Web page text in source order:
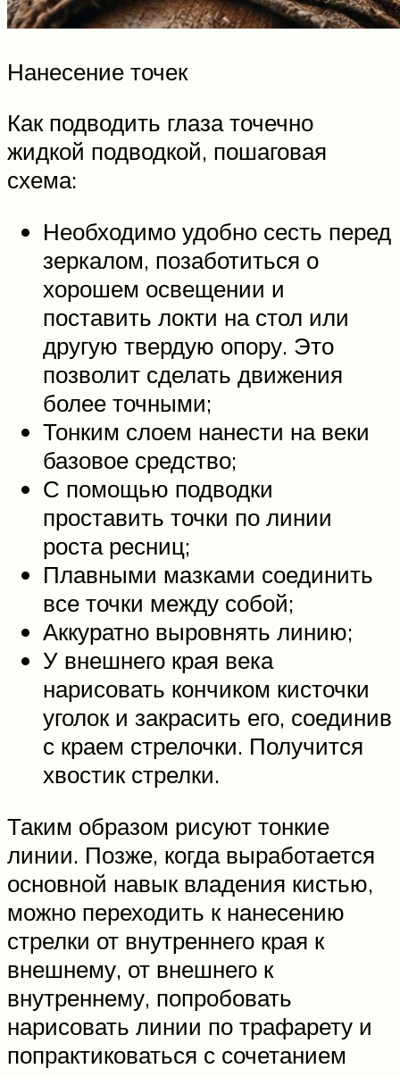
Нанесение точек
Как подводить глаза точечно
жидкой подводкой, пошаговая
схема:
Необходимо удобно сесть перед
зеркалом, позаботиться о
хорошем освещении и
поставить локти на стол или
другую твердую опору. Это
позволит сделать движения
более точными;
Тонким слоем нанести на веки
базовое средство;
С помощью подводки
проставить точки по линии
роста ресниц;
Плавными мазками соединить
все точки между собой;
Аккуратно выровнять линию;
У внешнего края века
нарисовать кончиком кисточки
уголок и закрасить его, соединив
с краем стрелочки. Получится
хвостик стрелки.
Таким образом рисуют тонкие
линии. Позже, когда выработается
основной навык владения кистью,
можно переходить к нанесению
стрелки от внутреннего края к
внешнему, от внешнего к
внутреннему, попробовать
нарисовать линии по трафарету и
попрактиковаться с сочетанием